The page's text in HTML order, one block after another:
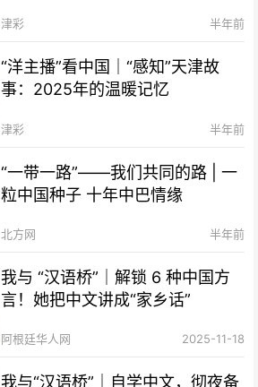
津彩 半年前
“洋主播”看中国｜“感知”天津故
事：2025年的温暖记忆
津彩 半年前
“一带一路”——我们共同的路 | 一
粒中国种子 十年中巴情缘
北方网 半年前
我与 “汉语桥”｜解锁 6 种中国方
言！她把中文讲成“家乡话”
阿根廷华人网 2025-11-18
我与“汉语桥”｜自学中文，彻夜备